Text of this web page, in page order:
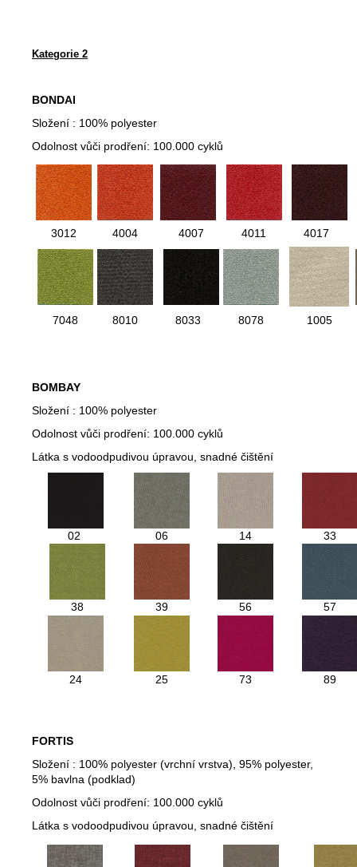
Kategorie 2
BONDAI
Složení : 100% polyester
Odolnost vůči prodření: 100.000 cyklů
3012 4004 4007 4011 4017
7048 8010 8033 8078 1005
BOMBAY
Složení : 100% polyester
Odolnost vůči prodření: 100.000 cyklů
Látka s vodoodpudivou úpravou, snadné čištění
02 06 14 33
38 39 56 57
24 25 73 89
FORTIS
Složení : 100% polyester (vrchní vrstva), 95% polyester,
5% bavlna (podklad)
Odolnost vůči prodření: 100.000 cyklů
Látka s vodoodpudivou úpravou, snadné čištění